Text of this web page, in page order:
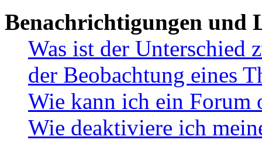
Benachrichtigungen und
Was ist der Unterschied
der Beobachtung eines
Wie kann ich ein Forum
Wie deaktiviere ich